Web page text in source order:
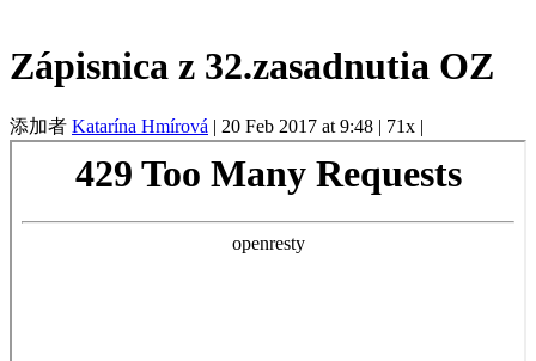
Zápisnica z 32.zasadnutia OZ
添加者 Katarína Hmírová | 20 Feb 2017 at 9:48 | 71x |